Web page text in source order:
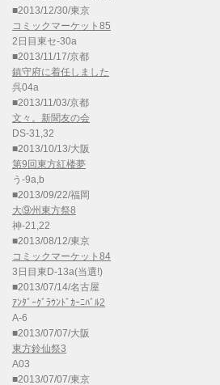
■2013/12/30/東京
コミックマーケット85
2日目東セ-30a
■2013/11/17/京都
鎮守府に着任しました
呉04a
■2013/11/03/京都
文々。新聞友の会
DS-31,32
■2013/10/13/大阪
第9回東方紅楼夢
う-9a,b
■2013/09/22/福岡
大⑨州東方祭8
神-21,22
■2013/08/12/東京
コミックマーケット84
3日目東D-13a(当選!)
■2013/07/14/名古屋
ｱﾝﾀﾞｰｸﾞﾗｳﾝﾄﾞｶｰﾆﾊﾞﾙ2
A-6
■2013/07/07/大阪
東方鈴仙祭3
A03
■2013/07/07/東京